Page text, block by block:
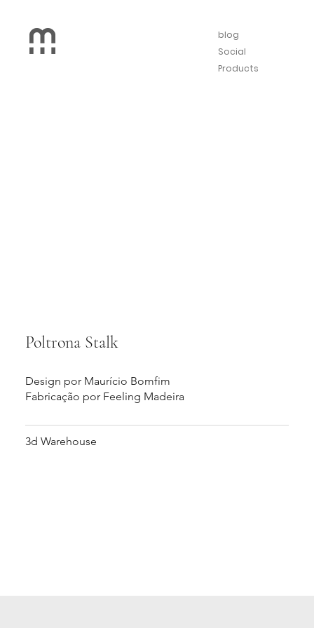
blog
Social
Products
Poltrona Stalk
Design por Maurício Bomfim
Fabricação por Feeling Madeira
3d Warehouse